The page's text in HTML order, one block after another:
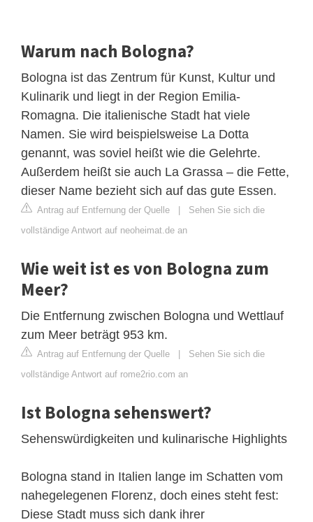
Warum nach Bologna?
Bologna ist das Zentrum für Kunst, Kultur und
Kulinarik und liegt in der Region Emilia-
Romagna. Die italienische Stadt hat viele
Namen. Sie wird beispielsweise La Dotta
genannt, was soviel heißt wie die Gelehrte.
Außerdem heißt sie auch La Grassa – die Fette,
dieser Name bezieht sich auf das gute Essen.
Antrag auf Entfernung der Quelle | Sehen Sie sich die
vollständige Antwort auf neoheimat.de an
Wie weit ist es von Bologna zum
Meer?
Die Entfernung zwischen Bologna und Wettlauf
zum Meer beträgt 953 km.
Antrag auf Entfernung der Quelle | Sehen Sie sich die
vollständige Antwort auf rome2rio.com an
Ist Bologna sehenswert?
Sehenswürdigkeiten und kulinarische Highlights
Bologna stand in Italien lange im Schatten vom
nahegelegenen Florenz, doch eines steht fest:
Diese Stadt muss sich dank ihrer